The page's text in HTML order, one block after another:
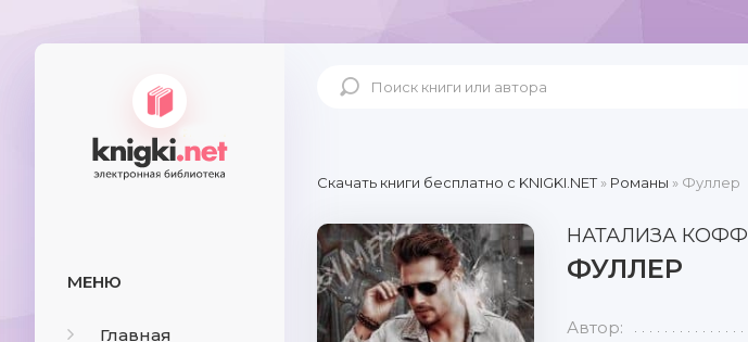
МЕНЮ
Главная
Скачать книги бесплатно c KNIGKI.NET» Романы » Фуллер
НАТАЛИЗА КОФФ
ФУЛЛЕР
Автор: